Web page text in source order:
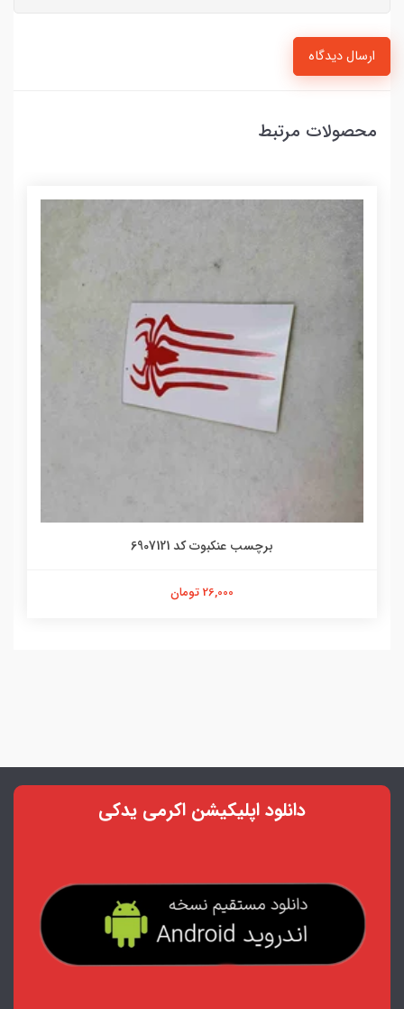
ارسال دیدگاه
محصولات مرتبط
برچسب عنکبوت کد 6907121
26,000 تومان
دانلود اپلیکیشن اکرمی یدکی